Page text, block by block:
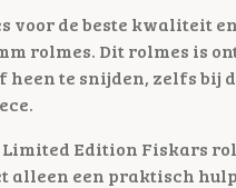
voor de beste kwaliteit
rolmes. Dit rolmes is
heen te snijden, zelfs bij
Edition Fiskars
alleen een praktisch